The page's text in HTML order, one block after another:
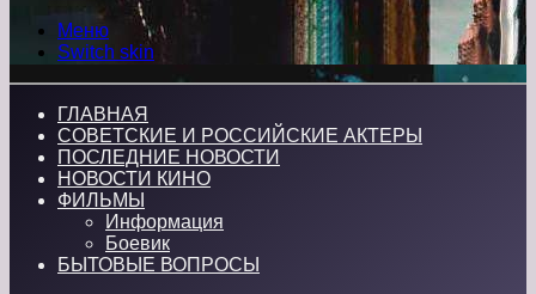
Меню
Switch skin
ГЛАВНАЯ
СОВЕТСКИЕ И РОССИЙСКИЕ АКТЕРЫ
ПОСЛЕДНИЕ НОВОСТИ
НОВОСТИ КИНО
ФИЛЬМЫ
Информация
Боевик
БЫТОВЫЕ ВОПРОСЫ